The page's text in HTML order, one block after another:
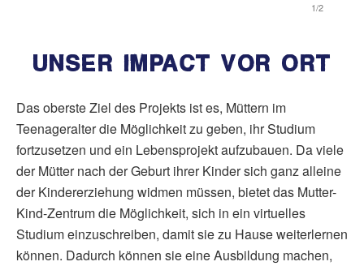
1/2
UNSER IMPACT VOR ORT
Das oberste Ziel des Projekts ist es, Müttern im
Teenageralter die Möglichkeit zu geben, ihr Studium
fortzusetzen und ein Lebensprojekt aufzubauen. Da viele
der Mütter nach der Geburt ihrer Kinder sich ganz alleine
der Kindererziehung widmen müssen, bietet das Mutter-
Kind-Zentrum die Möglichkeit, sich in ein virtuelles
Studium einzuschreiben, damit sie zu Hause weiterlernen
können. Dadurch können sie eine Ausbildung machen,